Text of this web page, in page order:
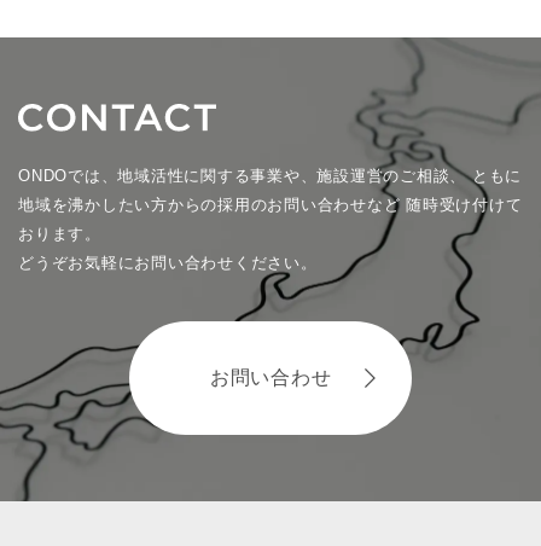
ONDOでは、地域活性に関する事業や、施設運営のご相談、ともに
地域を沸かしたい方からの採用のお問い合わせなど 随時受け付けて
おります。
どうぞお気軽にお問い合わせください。
お問い合わせ